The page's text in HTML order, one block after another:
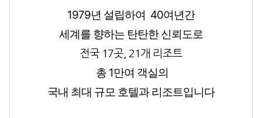
1979년 설립하여 40여년간
세계를 향하는 탄탄한 신뢰도로
전국 17곳, 21개 리조트
총 1만여 객실의
국내 최대 규모 호텔과 리조트입니다